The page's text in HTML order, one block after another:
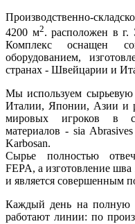
Производственно-
4200 м2. расположен в г.
Комплекс оснащен
оборудованием,
странах - Швейцарии и
Мы используем
Италии, Японии, Азии и
мировых игроков в
материалов - sia
Karbosan.
Сырье полностью
FEPA, а изготовление
и является совершенным
Каждый день на полную
работают линии: по